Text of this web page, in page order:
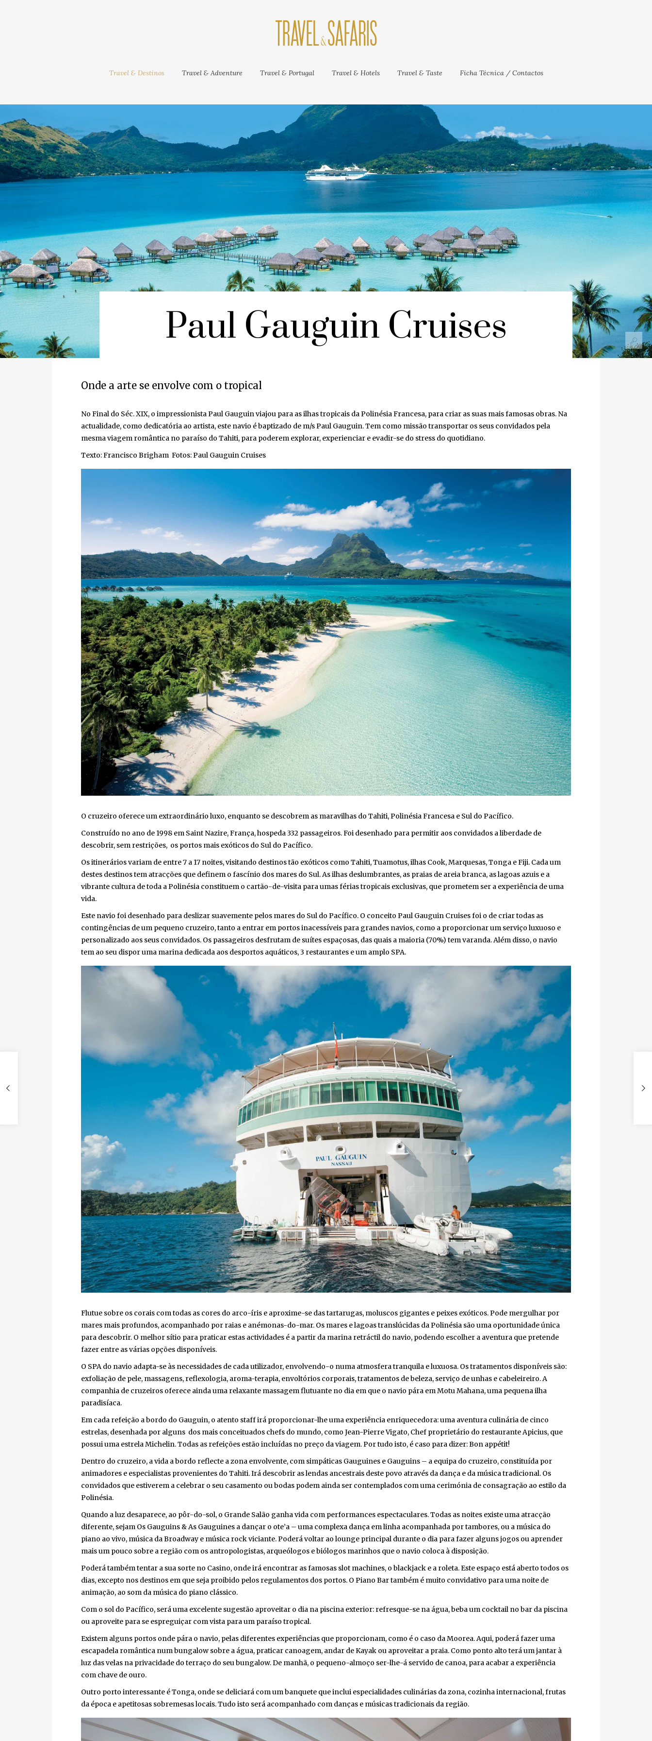
Travel & Destinos Travel & Adventure Travel & Portugal Travel & Hotels Travel & Taste Ficha Técnica / Contactos
Paul Gauguin Cruises
Onde a arte se envolve com o tropical
No Final do Séc. XIX, o impressionista Paul Gauguin viajou para as ilhas tropicais da Polinésia Francesa, para criar as suas mais famosas obras. Na
actualidade, como dedicatória ao artista, este navio é baptizado de m/s Paul Gauguin. Tem como missão transportar os seus convidados pela
mesma viagem romântica no paraíso do Tahiti, para poderem explorar, experienciar e evadir-se do stress do quotidiano.
Texto: Francisco Brigham Fotos: Paul Gauguin Cruises
O cruzeiro oferece um extraordinário luxo, enquanto se descobrem as maravilhas do Tahiti, Polinésia Francesa e Sul do Pacífico.
Construído no ano de 1998 em Saint Nazire, França, hospeda 332 passageiros. Foi desenhado para permitir aos convidados a liberdade de
descobrir, sem restrições, os portos mais exóticos do Sul do Pacífico.
Os itinerários variam de entre 7 a 17 noites, visitando destinos tão exóticos como Tahiti, Tuamotus, ilhas Cook, Marquesas, Tonga e Fiji. Cada um
destes destinos tem atracções que definem o fascínio dos mares do Sul. As ilhas deslumbrantes, as praias de areia branca, as lagoas azuis e a
vibrante cultura de toda a Polinésia constituem o cartão-de-visita para umas férias tropicais exclusivas, que prometem ser a experiência de uma
vida.
Este navio foi desenhado para deslizar suavemente pelos mares do Sul do Pacífico. O conceito Paul Gauguin Cruises foi o de criar todas as
contingências de um pequeno cruzeiro, tanto a entrar em portos inacessíveis para grandes navios, como a proporcionar um serviço luxuoso e
personalizado aos seus convidados. Os passageiros desfrutam de suítes espaçosas, das quais a maioria (70%) tem varanda. Além disso, o navio
tem ao seu dispor uma marina dedicada aos desportos aquáticos, 3 restaurantes e um amplo SPA.
Flutue sobre os corais com todas as cores do arco-íris e aproxime-se das tartarugas, moluscos gigantes e peixes exóticos. Pode mergulhar por
mares mais profundos, acompanhado por raias e anémonas-do-mar. Os mares e lagoas translúcidas da Polinésia são uma oportunidade única
para descobrir. O melhor sítio para praticar estas actividades é a partir da marina retráctil do navio, podendo escolher a aventura que pretende
fazer entre as várias opções disponíveis.
O SPA do navio adapta-se às necessidades de cada utilizador, envolvendo-o numa atmosfera tranquila e luxuosa. Os tratamentos disponíveis são:
exfoliação de pele, massagens, reflexologia, aroma-terapia, envoltórios corporais, tratamentos de beleza, serviço de unhas e cabeleireiro. A
companhia de cruzeiros oferece ainda uma relaxante massagem flutuante no dia em que o navio pára em Motu Mahana, uma pequena ilha
paradisíaca.
Em cada refeição a bordo do Gauguin, o atento staff irá proporcionar-lhe uma experiência enriquecedora: uma aventura culinária de cinco
estrelas, desenhada por alguns dos mais conceituados chefs do mundo, como Jean-Pierre Vigato, Chef proprietário do restaurante Apicius, que
possui uma estrela Michelin. Todas as refeições estão incluídas no preço da viagem. Por tudo isto, é caso para dizer: Bon appétit!
Dentro do cruzeiro, a vida a bordo reflecte a zona envolvente, com simpáticas Gauguines e Gauguins – a equipa do cruzeiro, constituída por
animadores e especialistas provenientes do Tahiti. Irá descobrir as lendas ancestrais deste povo através da dança e da música tradicional. Os
convidados que estiverem a celebrar o seu casamento ou bodas podem ainda ser contemplados com uma cerimónia de consagração ao estilo da
Polinésia.
Quando a luz desaparece, ao pôr-do-sol, o Grande Salão ganha vida com performances espectaculares. Todas as noites existe uma atracção
diferente, sejam Os Gauguins & As Gauguines a dançar o ote’a – uma complexa dança em linha acompanhada por tambores, ou a música do
piano ao vivo, música da Broadway e música rock viciante. Poderá voltar ao lounge principal durante o dia para fazer alguns jogos ou aprender
mais um pouco sobre a região com os antropologistas, arqueólogos e biólogos marinhos que o navio coloca à disposição.
Poderá também tentar a sua sorte no Casino, onde irá encontrar as famosas slot machines, o blackjack e a roleta. Este espaço está aberto todos os
dias, excepto nos destinos em que seja proibido pelos regulamentos dos portos. O Piano Bar também é muito convidativo para uma noite de
animação, ao som da música do piano clássico.
Com o sol do Pacífico, será uma excelente sugestão aproveitar o dia na piscina exterior: refresque-se na água, beba um cocktail no bar da piscina
ou aproveite para se espreguiçar com vista para um paraíso tropical.
Existem alguns portos onde pára o navio, pelas diferentes experiências que proporcionam, como é o caso da Moorea. Aqui, poderá fazer uma
escapadela romântica num bungalow sobre a água, praticar canoagem, andar de Kayak ou aproveitar a praia. Como ponto alto terá um jantar à
luz das velas na privacidade do terraço do seu bungalow. De manhã, o pequeno-almoço ser-lhe-á servido de canoa, para acabar a experiência
com chave de ouro.
Outro porto interessante é Tonga, onde se deliciará com um banquete que inclui especialidades culinárias da zona, cozinha internacional, frutas
da época e apetitosas sobremesas locais. Tudo isto será acompanhado com danças e músicas tradicionais da região.
×Close
Like our facebook page